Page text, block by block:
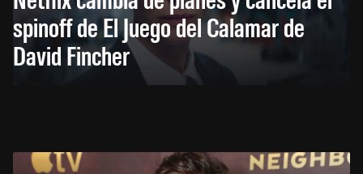
spinoff de El Juego del Calamar de
David Fincher